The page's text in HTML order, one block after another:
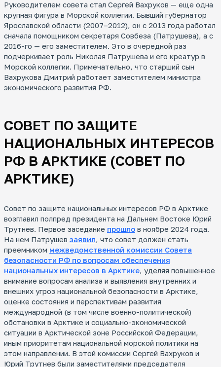
Руководителем совета стал Сергей Вахруков — еще одна
крупная фигура в Морской коллегии. Бывший губернатор
Ярославской области (2007–2012), он с 2013 года работал
сначала помощником секретаря Совбеза (Патрушева), а с
2016-го — его заместителем. Это в очередной раз
подчеркивает роль Николая Патрушева и его креатур в
Морской коллегии. Примечательно, что старший сын
Вахрукова Дмитрий работает заместителем министра
экономического развития РФ.
СОВЕТ ПО ЗАЩИТЕ
НАЦИОНАЛЬНЫХ ИНТЕРЕСОВ
РФ В АРКТИКЕ (СОВЕТ ПО
АРКТИКЕ)
Совет по защите национальных интересов РФ в Арктике
возглавил полпред президента на Дальнем Востоке Юрий
Трутнев. Первое заседание прошло в ноябре 2024 года.
На нем Патрушев заявил, что совет должен стать
преемником межведомственной комиссии Совета
безопасности РФ по вопросам обеспечения
национальных интересов в Арктике, уделяя повышенное
внимание вопросам анализа и выявления внутренних и
внешних угроз национальной безопасности в Арктике,
оценке состояния и перспективам развития
международной (в том числе военно-политической)
обстановки в Арктике и социально-экономической
ситуации в Арктической зоне Российской Федерации,
иным приоритетам национальной морской политики на
этом направлении. В этой комиссии Сергей Вахруков и
Юрий Трутнев были заместителями председателя